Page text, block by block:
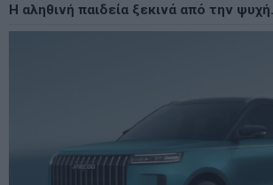
Η αληθινή παιδεία ξεκινά από την